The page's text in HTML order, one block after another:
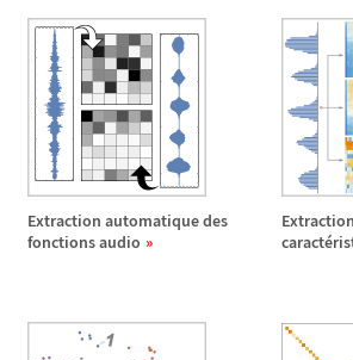
Extraction automatique des
fonctions audio
caracté